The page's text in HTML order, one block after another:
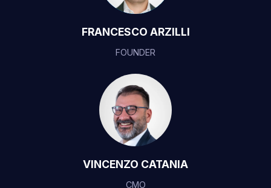
FRANCESCO ARZILLI
FOUNDER
VINCENZO CATANIA
CMO